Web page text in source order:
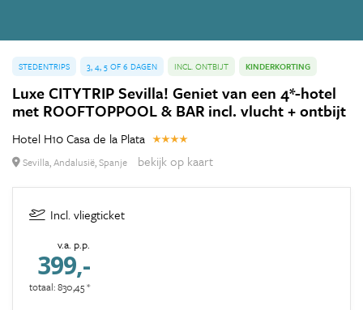
STEDENTRIPS 3, 4, 5 OF 6 DAGEN INCL. ONTBIJT KINDERKORTING
Luxe CITYTRIP Sevilla! Geniet van een 4*-hotel
met ROOFTOPPOOL & BAR incl. vlucht + ontbijt
Hotel H10 Casa de la Plata
Sevilla, Andalusië, Spanje bekijk op kaart
Incl. vliegticket
v.a. p.p.
399,-
totaal: 830,45 *